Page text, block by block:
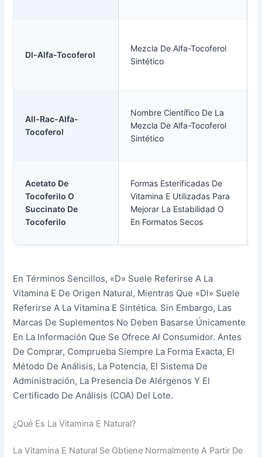
Dl-Alfa-Tocoferol
Mezcla De Alfa-Tocoferol
Sintético
All-Rac-Alfa-
Tocoferol
Nombre Científico De La
Mezcla De Alfa-Tocoferol
Sintético
Acetato De
Tocoferilo O
Succinato De
Tocoferilo
Formas Esterificadas De
Vitamina E Utilizadas Para
Mejorar La Estabilidad O
En Formatos Secos
En Términos Sencillos, «d» Suele Referirse A La
Vitamina E De Origen Natural, Mientras Que «dl» Suele
Referirse A La Vitamina E Sintética. Sin Embargo, Las
Marcas De Suplementos No Deben Basarse Únicamente
En La Información Que Se Ofrece Al Consumidor. Antes
De Comprar, Comprueba Siempre La Forma Exacta, El
Método De Análisis, La Potencia, El Sistema De
Administración, La Presencia De Alérgenos Y El
Certificado De Análisis (COA) Del Lote.
¿Qué Es La Vitamina E Natural?
La Vitamina E Natural Se Obtiene Normalmente A Partir De